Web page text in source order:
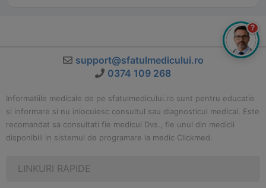
support@sfatulmedicului.ro
0374 109 268
Informatiile medicale de pe sfatulmedicului.ro sunt pentru educatie
si informare si nu inlocuiesc consultul sau diagnosticul medical. Este
recomandat sa consultati fie medicul Dvs., fie unul din medicii
disponibili in sistemul de programare la medic Clickmed.
LINKURI RAPIDE
?